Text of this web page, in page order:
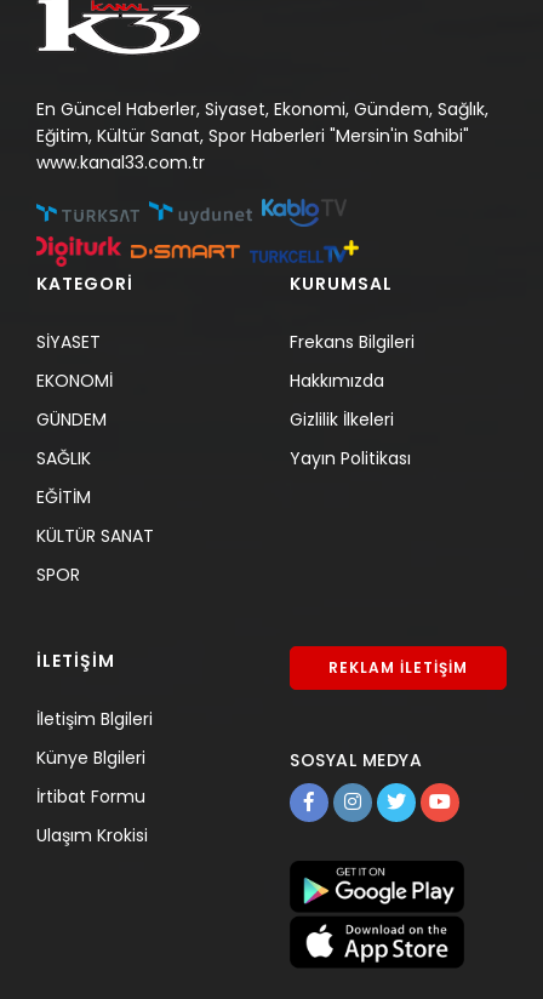
En Güncel Haberler, Siyaset, Ekonomi, Gündem, Sağlık,
Eğitim, Kültür Sanat, Spor Haberleri "Mersin'in Sahibi"
www.kanal33.com.tr
KATEGORİ
SİYASET
EKONOMİ
GÜNDEM
SAĞLIK
EĞİTİM
KÜLTÜR SANAT
SPOR
KURUMSAL
Frekans Bilgileri
Hakkımızda
Gizlilik İlkeleri
Yayın Politikası
İLETİŞİM
İletişim Blgileri
Künye Blgileri
İrtibat Formu
Ulaşım Krokisi
REKLAM İLETİŞİM
SOSYAL MEDYA